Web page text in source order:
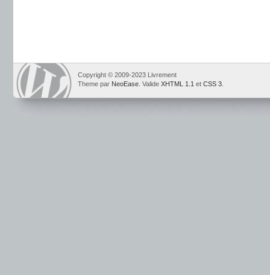
Copyright © 2009-2023 Livrement
Theme par NeoEase . Valide XHTML 1.1 et CSS 3